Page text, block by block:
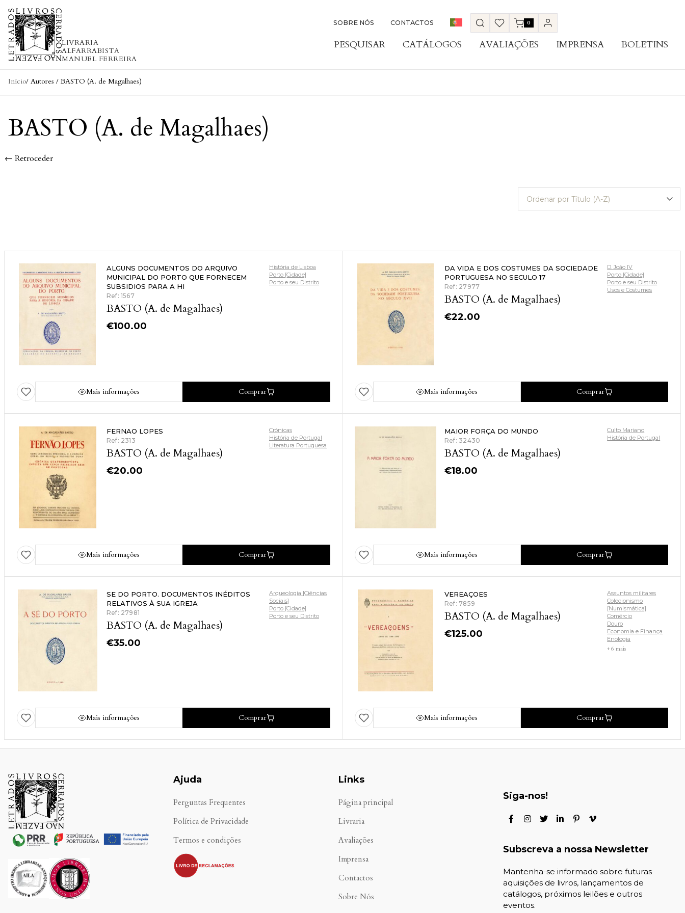
Skip to content
LIVRARIA
ALFARRABISTA
MANUEL FERREIRA
SOBRE NÓS CONTACTOS 0
PESQUISAR CATÁLOGOS AVALIAÇÕES IMPRENSA BOLETINS
Início/ Autores / BASTO (A. de Magalhaes)
BASTO (A. de Magalhaes)
← Retroceder
ALGUNS DOCUMENTOS DO ARQUIVO
MUNICIPAL DO PORTO QUE FORNECEM
SUBSIDIOS PARA A HI
Ref: 1567
BASTO (A. de Magalhaes)
€100.00
História de Lisboa
Porto [Cidade]
Porto e seu Distrito
Mais informações Comprar
DA VIDA E DOS COSTUMES DA SOCIEDADE
PORTUGUESA NO SECULO 17
Ref: 27977
BASTO (A. de Magalhaes)
€22.00
D. João IV
Porto [Cidade]
Porto e seu Distrito
Usos e Costumes
Mais informações Comprar
FERNAO LOPES
Ref: 2313
BASTO (A. de Magalhaes)
€20.00
Crónicas
História de Portugal
Literatura Portuguesa
Mais informações Comprar
MAIOR FORÇA DO MUNDO
Ref: 32430
BASTO (A. de Magalhaes)
€18.00
Culto Mariano
História de Portugal
Mais informações Comprar
SE DO PORTO. DOCUMENTOS INÉDITOS
RELATIVOS À SUA IGREJA
Ref: 27981
BASTO (A. de Magalhaes)
€35.00
Arqueologia [Ciências
Sociais]
Porto [Cidade]
Porto e seu Distrito
Mais informações Comprar
VEREAÇOES
Ref: 7859
BASTO (A. de Magalhaes)
€125.00
Assuntos militares
Colecionismo
[Numismática]
Comércio
Douro
Economia e Finança
Enologia
+ 6 mais
Mais informações Comprar
Ajuda
Perguntas Frequentes
Política de Privacidade
Termos e condições
.
Links
Página principal
Livraria
Avaliações
Imprensa
Contactos
Sobre Nós
Siga-nos!
Subscreva a nossa Newsletter
Mantenha-se informado sobre futuras
aquisições de livros, lançamentos de
catálogos, próximos leilões e outros
eventos.